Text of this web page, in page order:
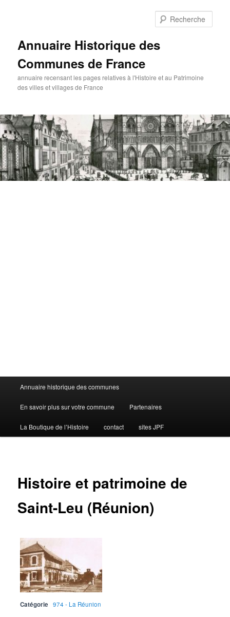
Annuaire Historique des
Communes de France
annuaire recensant les pages relatives à l'Histoire et au Patrimoine
des villes et villages de France
Menu
principal
Annuaire historique des communes
En savoir plus sur votre commune Partenaires
La Boutique de l’Histoire contact sites JPF
Histoire et patrimoine de
Saint-Leu (Réunion)
Catégorie
974 - La Réunion